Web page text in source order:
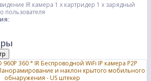
IR камера 1 х картридер 1 х зарядный
пользователя